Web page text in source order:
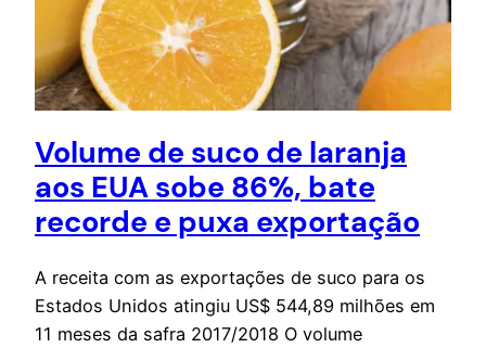
Volume de suco de laranja
aos EUA sobe 86%, bate
recorde e puxa exportação
A receita com as exportações de suco para os
Estados Unidos atingiu US$ 544,89 milhões em
11 meses da safra 2017/2018 O volume